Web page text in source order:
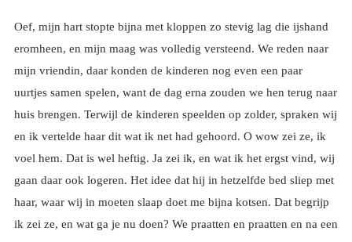
Oef, mijn hart stopte bijna met kloppen zo stevig lag die ijshand
eromheen, en mijn maag was volledig versteend. We reden naar
mijn vriendin, daar konden de kinderen nog even een paar
uurtjes samen spelen, want de dag erna zouden we hen terug naar
huis brengen. Terwijl de kinderen speelden op zolder, spraken wij
en ik vertelde haar dit wat ik net had gehoord. O wow zei ze, ik
voel hem. Dat is wel heftig. Ja zei ik, en wat ik het ergst vind, wij
gaan daar ook logeren. Het idee dat hij in hetzelfde bed sliep met
haar, waar wij in moeten slaap doet me bijna kotsen. Dat begrijp
ik zei ze, en wat ga je nu doen? We praatten en praatten en na een